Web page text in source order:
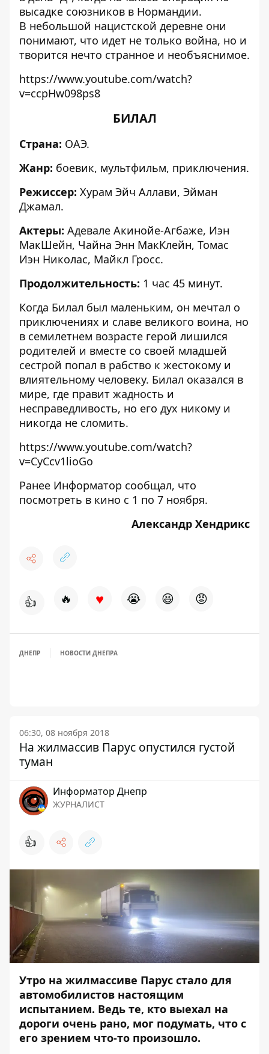
высадке союзников в Нормандии.
В небольшой нацистской деревне они
понимают, что идет не только война, но и
творится нечто странное и необъяснимое.
https://www.youtube.com/watch?
v=ccpHw098ps8
БИЛАЛ
Страна: ОАЭ.
Жанр: боевик, мультфильм, приключения.
Режиссер: Хурам Эйч Аллави, Эйман
Джамал.
Актеры: Адевале Акинойе-Агбаже, Иэн
МакШейн, Чайна Энн МакКлейн, Томас
Иэн Николас, Майкл Гросс.
Продолжительность: 1 час 45 минут.
Когда Билал был маленьким, он мечтал о
приключениях и славе великого воина, но
в семилетнем возрасте герой лишился
родителей и вместе со своей младшей
сестрой попал в рабство к жестокому и
влиятельному человеку. Билал оказался в
мире, где правит жадность и
несправедливость, но его дух никому и
никогда не сломить.
https://www.youtube.com/watch?
v=CyCcv1lioGo
Ранее Информатор сообщал, что
посмотреть в кино с 1 по 7 ноября.
Александр Хендрикс
👍 🔥 ♥ 😭 😆 😡
ДНЕПР НОВОСТИ ДНЕПРА
06:30, 08 ноября 2018
На жилмассив Парус опустился густой
туман
Информатор Днепр
ЖУРНАЛИСТ
👍
Утро на жилмассиве Парус стало для
автомобилистов настоящим
испытанием. Ведь те, кто выехал на
дороги очень рано, мог подумать, что с
его зрением что-то произошло.